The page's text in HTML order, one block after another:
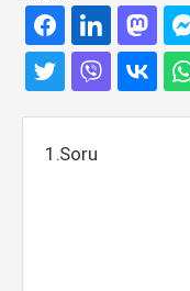
1.Soru